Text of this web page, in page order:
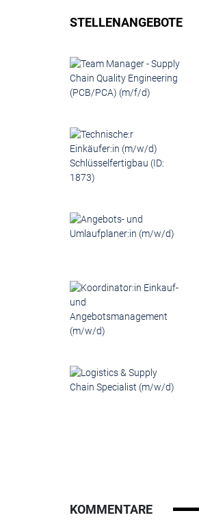
STELLENANGEBOTE
KOMMENTARE